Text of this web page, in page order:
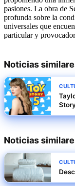
pasiones. La obra de
profunda sobre la
universales que
particular y
Noticias
Noticias